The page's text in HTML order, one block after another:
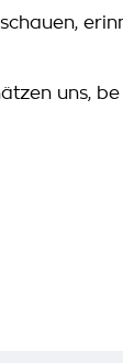
uns,